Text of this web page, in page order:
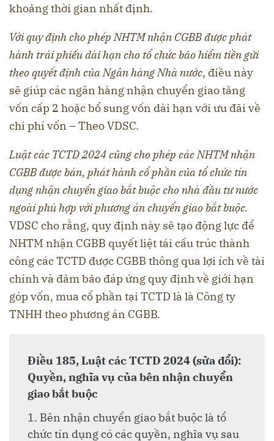
khoảng thời gian nhất định.
Với quy định cho phép NHTM nhận CGBB được phát
hành trái phiếu dài hạn cho tổ chức bảo hiểm tiền gửi
theo quyết định của Ngân hàng Nhà nước, điều này
sẽ giúp các ngân hàng nhận chuyển giao tăng
vốn cấp 2 hoặc bổ sung vốn dài hạn với ưu đãi về
chi phí vốn – Theo VDSC.
Luật các TCTD 2024 cũng cho phép các NHTM nhận
CGBB được bán, phát hành cổ phần của tổ chức tín
dụng nhận chuyển giao bắt buộc cho nhà đầu tư nước
ngoài phù hợp với phương án chuyển giao bắt buộc.
VDSC cho rằng, quy định này sẽ tạo động lực để
NHTM nhận CGBB quyết liệt tái cấu trúc thành
công các TCTD được CGBB thông qua lợi ích về tài
chính và đảm bảo đáp ứng quy định về giới hạn
góp vốn, mua cổ phần tại TCTD là là Công ty
TNHH theo phương án CGBB.
Điều 185, Luật các TCTD 2024 (sửa đổi):
Quyền, nghĩa vụ của bên nhận chuyển
giao bắt buộc
1. Bên nhận chuyển giao bắt buộc là tổ
chức tín dụng có các quyền, nghĩa vụ sau